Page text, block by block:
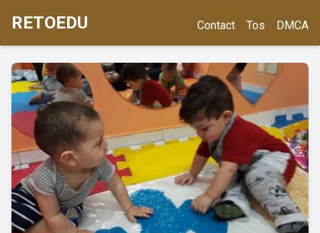
RETOEDU Contact Tos DMCA